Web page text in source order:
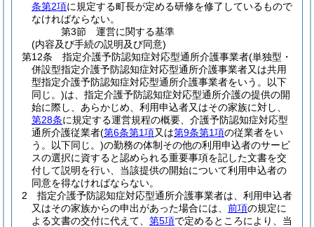
条第2項に規定する町長が定める研修を修了しているもので
なければならない。
第3節
運営に関する基準
(内容及び手続の説明及び同意)
第12条
指定介護予防認知症対応型通所介護事業者(単独型・
併設型指定介護予防認知症対応型通所介護事業者又は共用
型指定介護予防認知症対応型通所介護事業者をいう。以下
同じ。)は、指定介護予防認知症対応型通所介護の提供の開
始に際し、あらかじめ、利用申込者又はその家族に対し、
第28条に規定する運営規程の概要、介護予防認知症対応型
通所介護従業者(第6条第1項又は第9条第1項の従業者をい
う。以下同じ。)の勤務の体制その他の利用申込者のサービ
スの選択に資すると認められる重要事項を記した文書を交
付して説明を行い、当該提供の開始について利用申込者の
同意を得なければならない。
2
指定介護予防認知症対応型通所介護事業者は、利用申込者
又はその家族からの申出があった場合には、 前項の規定に
よる文書の交付に代えて、 第5項で定めるところにより、当